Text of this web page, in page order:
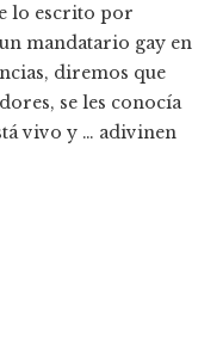
lo escrito por
mandatario gay en
diremos que
se les conocí­a
vivo y … adivinen